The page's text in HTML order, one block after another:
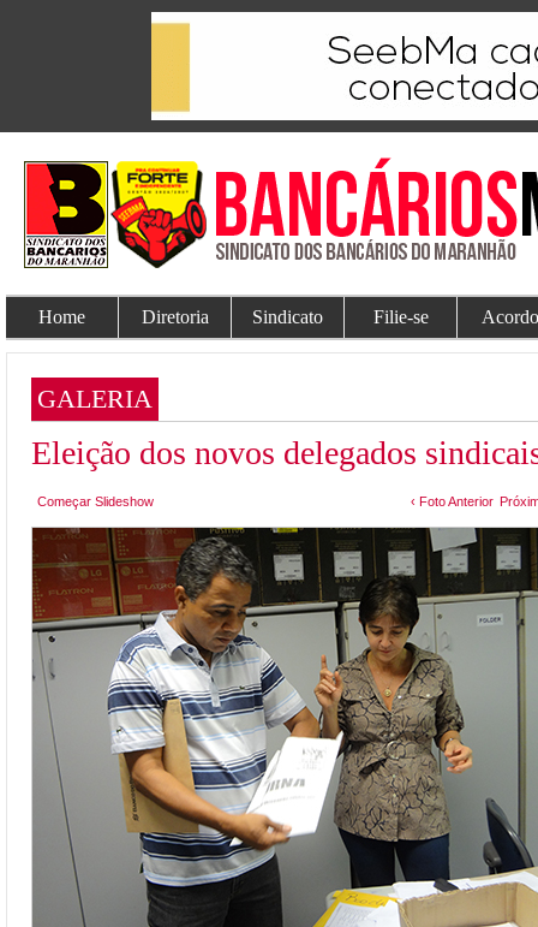
Home Diretoria Sindicato Filie-se
GALERIA
Eleição dos novos delegados
Começar Slideshow ‹ Foto Anterior